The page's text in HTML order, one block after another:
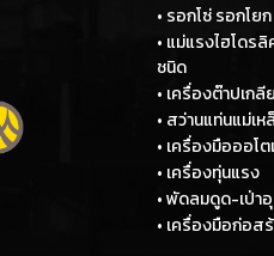
• รอกโซ่ รอกโ
• แม่แรงไฮโดร
ชนิด
• เครื่องต๊าปเกลี
• สว่านแท่นแม่เห
• เครื่องมือออโ
• เครื่องทุ่นแรง
• พัดลมดูด-เป่า
• เครื่องมือก่อส